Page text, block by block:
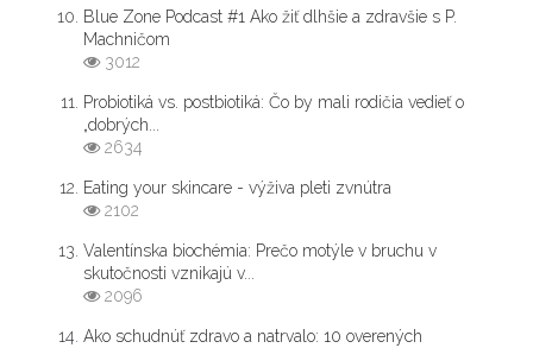
Blue Zone Podcast #1 Ako žiť dlhšie a zdravšie s P.
Machničom
3012
Probiotiká vs. postbiotiká: Čo by mali rodičia vedieť o
„dobrých...
2634
Eating your skincare - výživa pleti zvnútra
2102
Valentínska biochémia: Prečo motýle v bruchu v
skutočnosti vznikajú v...
2096
Ako schudnúť zdravo a natrvalo: 10 overených